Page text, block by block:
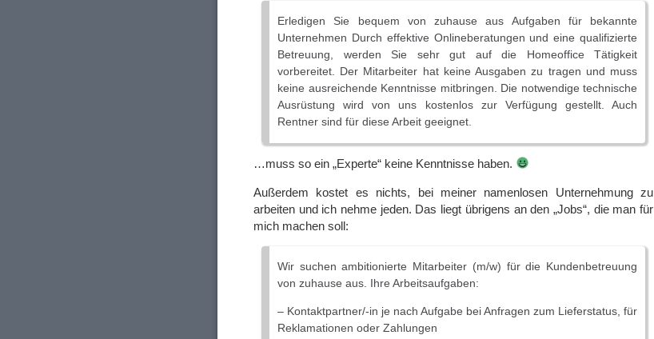
Erledigen Sie bequem von zuhause aus Aufgaben für bekannte
Unternehmen Durch effektive Onlineberatungen und eine qualifizierte
Betreuung, werden Sie sehr gut auf die Homeoffice Tätigkeit
vorbereitet. Der Mitarbeiter hat keine Ausgaben zu tragen und muss
keine ausreichende Kenntnisse mitbringen. Die notwendige technische
Ausrüstung wird von uns kostenlos zur Verfügung gestellt. Auch
Rentner sind für diese Arbeit geeignet.
…muss so ein „Experte“ keine Kenntnisse haben.
Außerdem kostet es nichts, bei meiner namenlosen Unternehmung zu
arbeiten und ich nehme jeden. Das liegt übrigens an den „Jobs“, die man für
mich machen soll:
Wir suchen ambitionierte Mitarbeiter (m/w) für die Kundenbetreuung
von zuhause aus. Ihre Arbeitsaufgaben:
– Kontaktpartner/-in je nach Aufgabe bei Anfragen zum Lieferstatus, für
Reklamationen oder Zahlungen